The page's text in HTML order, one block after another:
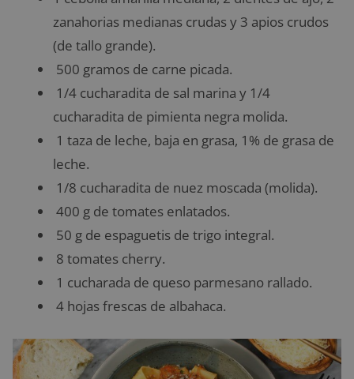
zanahorias medianas crudas y 3 apios crudos
(de tallo grande).
500 gramos de carne picada.
1/4 cucharadita de sal marina y 1/4
cucharadita de pimienta negra molida.
1 taza de leche, baja en grasa, 1% de grasa de
leche.
1/8 cucharadita de nuez moscada (molida).
400 g de tomates enlatados.
50 g de espaguetis de trigo integral.
8 tomates cherry.
1 cucharada de queso parmesano rallado.
4 hojas frescas de albahaca.